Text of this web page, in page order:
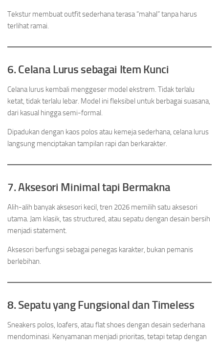
Tekstur membuat outfit sederhana terasa “mahal” tanpa harus
terlihat ramai.
6. Celana Lurus sebagai Item Kunci
Celana lurus kembali menggeser model ekstrem. Tidak terlalu
ketat, tidak terlalu lebar. Model ini fleksibel untuk berbagai suasana,
dari kasual hingga semi-formal.
Dipadukan dengan kaos polos atau kemeja sederhana, celana lurus
langsung menciptakan tampilan rapi dan berkarakter.
7. Aksesori Minimal tapi Bermakna
Alih-alih banyak aksesori kecil, tren 2026 memilih satu aksesori
utama. Jam klasik, tas structured, atau sepatu dengan desain bersih
menjadi statement.
Aksesori berfungsi sebagai penegas karakter, bukan pemanis
berlebihan.
8. Sepatu yang Fungsional dan Timeless
Sneakers polos, loafers, atau flat shoes dengan desain sederhana
mendominasi. Kenyamanan menjadi prioritas, tetapi tetap dengan